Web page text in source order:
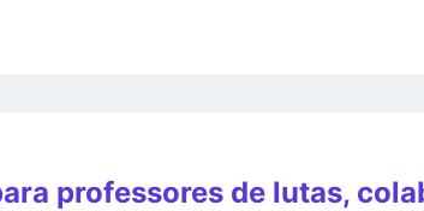
professores de lutas,